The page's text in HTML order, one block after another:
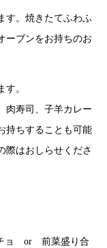
す。焼きたてふわふ
ーブンをお持ちのお
。
肉寿司、子羊カレー
持ちすることも可能
際はおしらせくださ
ョ or 前菜盛り合